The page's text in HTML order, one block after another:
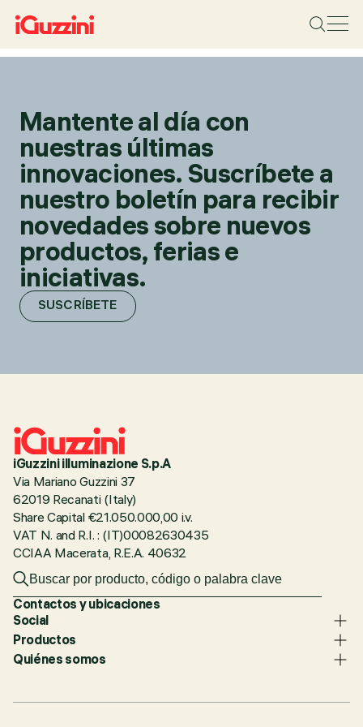
Mantente al día con
nuestras últimas
innovaciones. Suscríbete a
nuestro boletín para recibir
novedades sobre nuevos
productos, ferias e
iniciativas.
SUSCRÍBETE
iGuzzini illuminazione S.p.A
Via Mariano Guzzini 37
62019 Recanati (Italy)
Share Capital €21.050.000,00 i.v.
VAT N. and R.I. : (IT)00082630435
CCIAA Macerata, R.E.A. 40632
Contactos y ubicaciones
Social
Productos
Quiénes somos